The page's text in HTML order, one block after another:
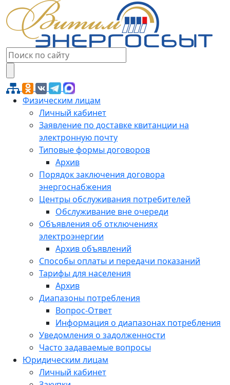
Физическим лицам
Личный кабинет
Заявление по доставке квитанции на
электронную почту
Типовые формы договоров
Архив
Порядок заключения договора
энергоснабжения
Центры обслуживания потребителей
Обслуживание вне очереди
Объявления об отключениях
электроэнергии
Архив объявлений
Способы оплаты и передачи показаний
Тарифы для населения
Архив
Диапазоны потребления
Вопрос-Ответ
Информация о диапазонах потребления
Уведомления о задолженности
Часто задаваемые вопросы
Юридическим лицам
Личный кабинет